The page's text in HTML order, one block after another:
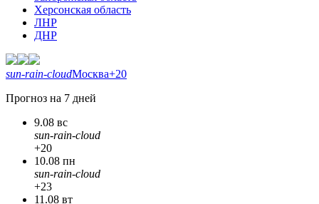
Херсонская область
ЛНР
ДНР
sun-rain-cloudМосква+20
Прогноз на 7 дней
9.08 вс
sun-rain-cloud
+20
10.08 пн
sun-rain-cloud
+23
11.08 вт